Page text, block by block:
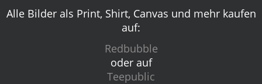
Alle Bilder als Print, Shirt, Canvas und mehr kaufen
auf:
Redbubble
oder auf
Teepublic